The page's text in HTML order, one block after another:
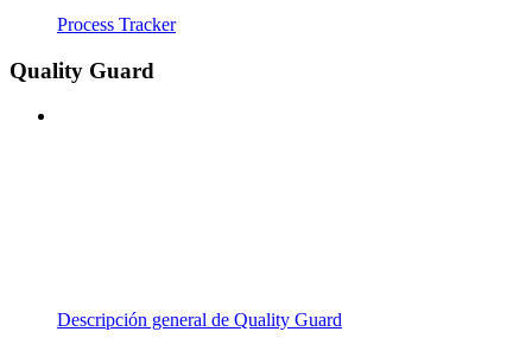
Process Tracker
Quality Guard
Descripción general de Quality Guard